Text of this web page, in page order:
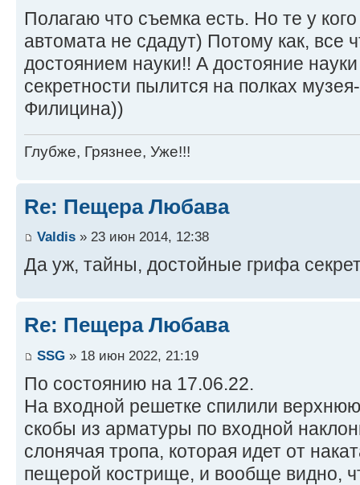
Полагаю что съемка есть. Но те у
автомата не сдадут) Потому как, все
достоянием науки!! А достояние
секретности пылится на полках
Филицина))
Глубже, Грязнее, Уже!!!
Re: Пещера Любава
Valdis » 23 июн 2014, 12:38
Да уж, тайны, достойные грифа
Re: Пещера Любава
SSG » 18 июн 2022, 21:19
По состоянию на 17.06.22.
На входной решетке спилили
скобы из арматуры по входной
слонячая тропа, которая идет от
пещерой кострище, и вообще видно,